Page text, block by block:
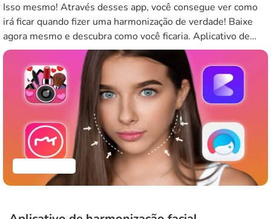
Isso mesmo! Através desses app, você consegue ver como
irá ficar quando fizer uma harmonização de verdade! Baixe
agora mesmo e descubra como você ficaria. Aplicativo de
Harmonização FaceAcademy A harmonização facial tornou-
se parte integrante da indústria da beleza, permitindo aos
indivíduos realçar as suas características […]